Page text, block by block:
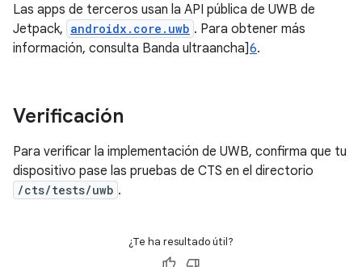
Las apps de terceros usan la API pública de UWB de
Jetpack, androidx.core.uwb . Para obtener más
información, consulta Banda ultraancha]6.
Verificación
Para verificar la implementación de UWB, confirma que tu
dispositivo pase las pruebas de CTS en el directorio
/cts/tests/uwb .
¿Te ha resultado útil?